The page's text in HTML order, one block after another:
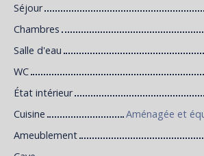
Séjour
Chambres
Salle d'eau
WC
État intérieur
Cuisine
Aménagée et
Ameublement